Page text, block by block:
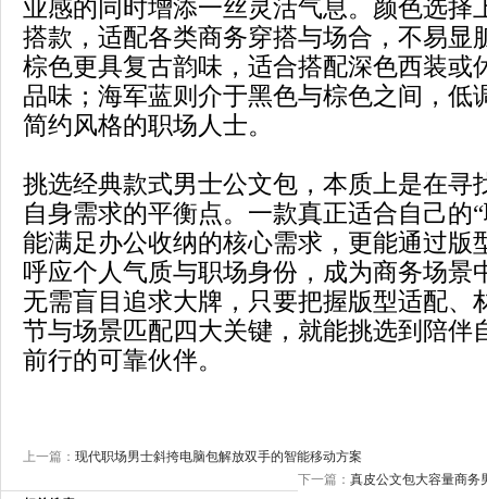
业感的同时增添一丝灵活气息。颜色选择
搭款，适配各类商务穿搭与场合，不易显
棕色更具复古韵味，适合搭配深色西装或
品味；海军蓝则介于黑色与棕色之间，低
简约风格的职场人士。
挑选经典款式男士公文包，本质上是在寻
自身需求的平衡点。一款真正适合自己的
能满足办公收纳的核心需求，更能通过版
呼应个人气质与职场身份，成为商务场景
无需盲目追求大牌，只要把握版型适配、
节与场景匹配四大关键，就能挑选到陪伴
前行的可靠伙伴。
上一篇： 现代职场男士斜挎电脑包解放双手的智能移动方案
下一篇： 真皮公文包大容量商务